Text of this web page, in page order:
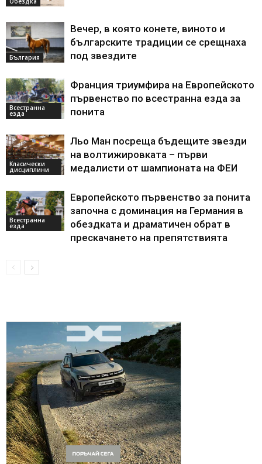
България
Вечер, в която конете, виното и
българските традиции се срещнаха
под звездите
Всестранна
езда
Франция триумфира на Европейското
първенство по всестранна езда за
понита
Класически
дисциплини
Льо Ман посреща бъдещите звезди
на волтижировката – първи
медалисти от шампионата на ФЕИ
Всестранна
езда
Европейското първенство за понита
започна с доминация на Германия в
обездката и драматичен обрат в
прескачането на препятствията